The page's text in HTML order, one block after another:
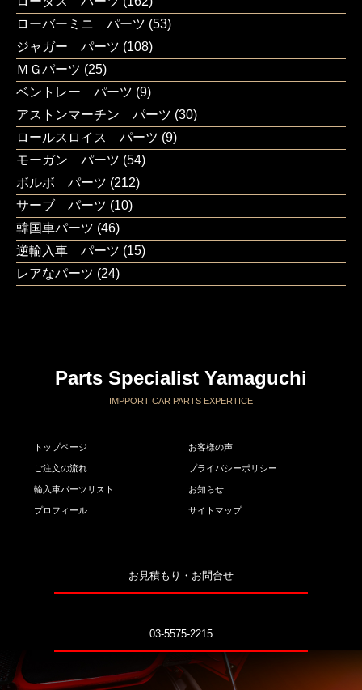
ローバーミニ パーツ (53)
ジャガー パーツ (108)
ＭＧパーツ (25)
ベントレー パーツ (9)
アストンマーチン パーツ (30)
ロールスロイス パーツ (9)
モーガン パーツ (54)
ボルボ パーツ (212)
サーブ パーツ (10)
韓国車パーツ (46)
逆輸入車 パーツ (15)
レアなパーツ (24)
Parts Specialist Yamaguchi
IMPPORT CAR PARTS EXPERTICE
トップページ
ご注文の流れ
輸入車パーツリスト
プロフィール
お客様の声
プライバシーポリシー
お知らせ
サイトマップ
お見積もり・お問合せ
03-5575-2215